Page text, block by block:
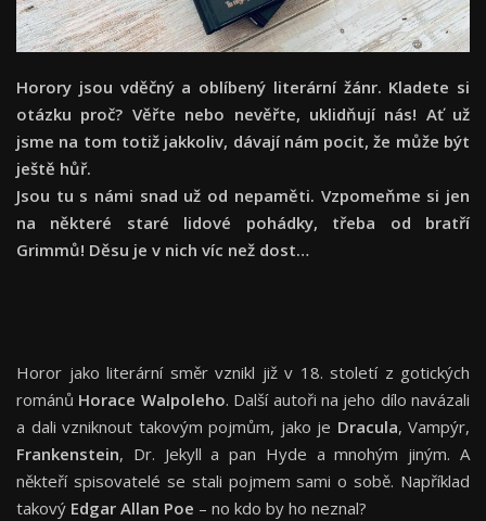
Horory jsou vděčný a oblíbený literární žánr. Kladete si
otázku proč? Věřte nebo nevěřte, uklidňují nás! Ať už
jsme na tom totiž jakkoliv, dávají nám pocit, že může být
ještě hůř.
Jsou tu s námi snad už od nepaměti. Vzpomeňme si jen
na některé staré lidové pohádky, třeba od bratří
Grimmů! Děsu je v nich víc než dost…
Horor jako literární směr vznikl již v 18. století z gotických
románů Horace Walpoleho. Další autoři na jeho dílo navázali
a dali vzniknout takovým pojmům, jako je Dracula, Vampýr,
Frankenstein, Dr. Jekyll a pan Hyde a mnohým jiným. A
někteří spisovatelé se stali pojmem sami o sobě. Například
takový Edgar Allan Poe – no kdo by ho neznal?